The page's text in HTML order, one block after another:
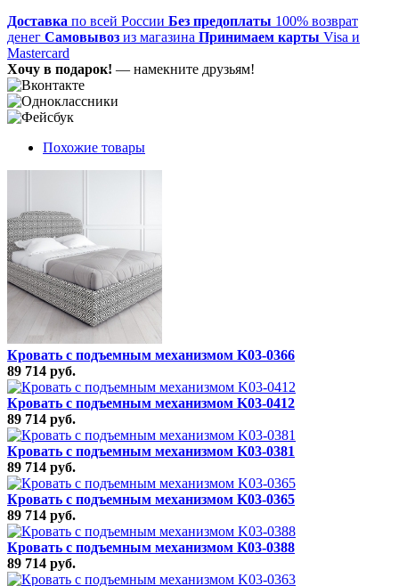
Доставка по всей России Без предоплаты 100% возврат
денег Самовывоз из магазина Принимаем карты Visa и
Mastercard
Хочу в подарок! — намекните друзьям!
Похожие товары
Кровать с подъемным механизмом K03-0366
89 714 руб.
Кровать с подъемным механизмом K03-0412
89 714 руб.
Кровать с подъемным механизмом K03-0381
89 714 руб.
Кровать с подъемным механизмом K03-0365
89 714 руб.
Кровать с подъемным механизмом K03-0388
89 714 руб.